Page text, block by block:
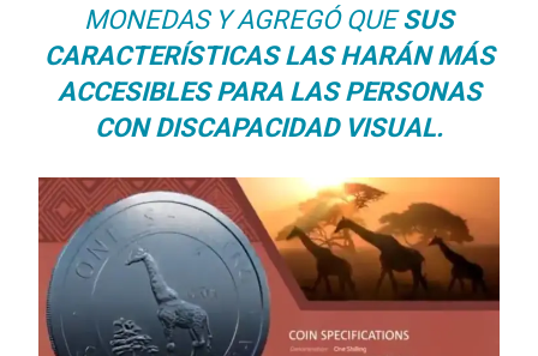
MONEDAS Y AGREGÓ QUESUS
CARACTERÍSTICAS LAS HARÁN MÁS
ACCESIBLES PARA LAS PERSONAS
CON DISCAPACIDAD VISUAL.